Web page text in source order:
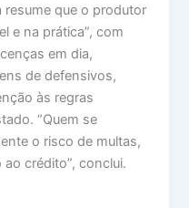
resume que o produtor
e na prática”, com
em dia,
de defensivos,
às regras
“Quem se
o risco de multas,
crédito”, conclui.